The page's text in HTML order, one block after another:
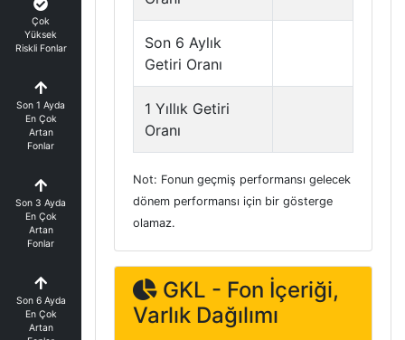
Çok
Yüksek
Riskli Fonlar
Son 1 Ayda
En Çok
Artan
Fonlar
Son 3 Ayda
En Çok
Artan
Fonlar
Son 6 Ayda
En Çok
Artan
Son 6 Aylık
Getiri Oranı
1 Yıllık Getiri
Oranı
Not: Fonun geçmiş performansı gelecek
dönem performansı için bir gösterge
olamaz.
GKL - Fon İçeriği,
Varlık Dağılımı